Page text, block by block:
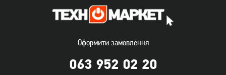
Сумка для ноутбука Grand-
Рюкзак для ноутбука
1 019грн
Оформити замовлення
063 952 02 20